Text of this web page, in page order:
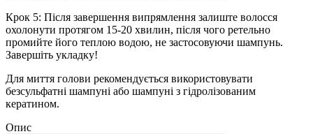
Крок 5: Після завершення випрямлення залиште волосся
охолонути протягом 15-20 хвилин, після чого ретельно
промийте його теплою водою, не застосовуючи шампунь.
Завершіть укладку!
Для миття голови рекомендується використовувати
безсульфатні шампуні або шампуні з гідролізованим
кератином.
Опис